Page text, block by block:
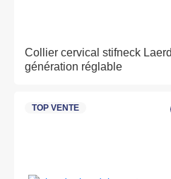
Collier cervical stifneck
génération réglable
TOP VENTE